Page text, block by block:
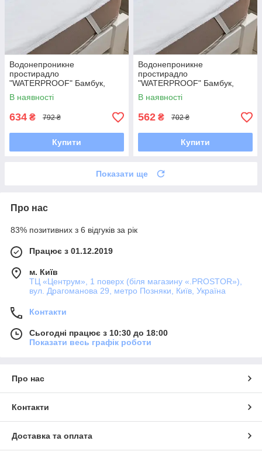
Водонепроникне
простирадло
"WATERPROOF" Бамбук,
140x200
В наявності
634 ₴ 792 ₴
Купити
Водонепроникне
простирадло
"WATERPROOF" Бамбук,
120x200
В наявності
562 ₴ 702 ₴
Купити
Показати ще
Про нас
83% позитивних з 6 відгуків за рік
Працює з 01.12.2019
м. Київ
ТЦ «Центрум», 1 поверх (біля магазину «.PROSTOR»),
вул. Драгоманова 29, метро Позняки, Київ, Україна
Контакти
Сьогодні працює з 10:30 до 18:00
Показати весь графік роботи
Про нас
Контакти
Доставка та оплата